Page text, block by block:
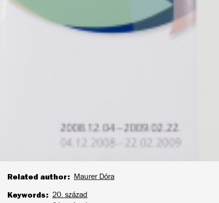
Related author Maurer Dóra
Keywords
20. század